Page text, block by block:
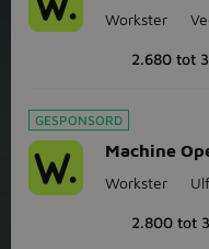
Workster
2.680 tot
GESPONSORD
Machine
Workster
2.800 tot